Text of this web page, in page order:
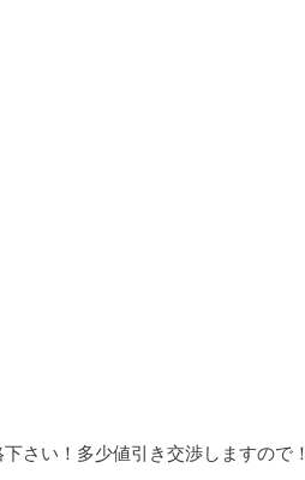
さい！多少値引き交渉しますので